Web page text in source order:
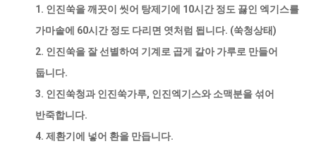
1. 인진쑥을 깨끗이 씻어 탕제기에 10시간 정도 끓인 엑기스를
가마솥에 60시간 정도 다리면 엿처럼 됩니다. (쑥청상태)
2. 인진쑥을 잘 선별하여 기계로 곱게 갈아 가루로 만들어
둡니다.
3. 인진쑥청과 인진쑥가루, 인진엑기스와 소맥분을 섞어
반죽합니다.
4. 제환기에 넣어 환을 만듭니다.